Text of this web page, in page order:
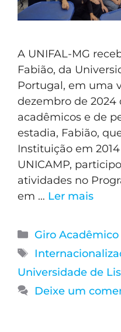
A UNIFAL-MG
Fabião, da
Portugal, em uma
dezembro de 2024
acadêmicos e de
estadia, Fabião,
Instituição em
UNICAMP,
atividades no
em … Ler mais
Giro Acadêmico
Universidade de
Deixe um